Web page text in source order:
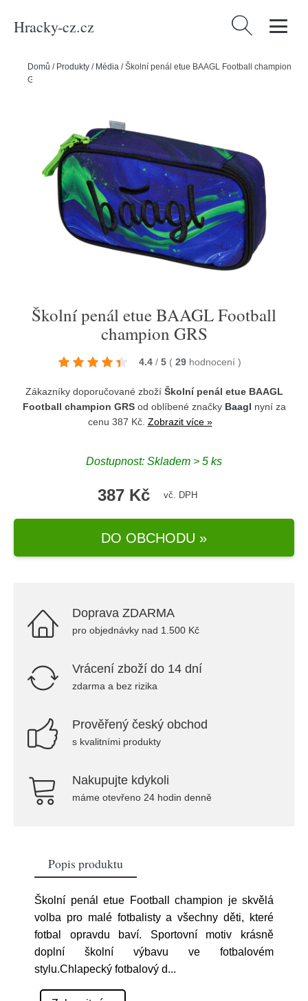
Hracky-cz.cz Vyhledávání
Domů / Produkty / Média /Školní penál etue BAAGL Football champion
GRS
Školní penál etue BAAGL Football
champion GRS
4.4 / 5 ( 29 hodnocení )
Zákazníky doporučované zboží Školní penál etue BAAGL
Football champion GRSod oblíbené značky Baagl nyní za
cenu 387 Kč. Zobrazit více »
Dostupnost: Skladem > 5 ks
387 Kč vč. DPH
DO OBCHODU »
Doprava ZDARMA
pro objednávky nad 1.500 Kč
Vrácení zboží do 14 dní
zdarma a bez rizika
Prověřený český obchod
s kvalitními produkty
Nakupujte kdykoli
máme otevřeno 24 hodin denně
Popis produktu
Školní penál etue Football champion je skvělá
volba pro malé fotbalisty a všechny děti, které
fotbal opravdu baví. Sportovní motiv krásně
doplní školní výbavu ve fotbalovém
stylu.Chlapecký fotbalový d...